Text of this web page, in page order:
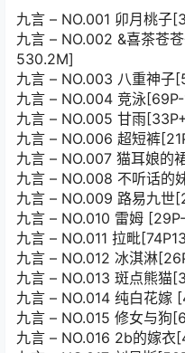
九言 – NO.001 卯月桃子
九言 – NO.002 &喜茶苍
530.2M]
九言 – NO.003 八重神子
九言 – NO.004 竞泳[69P-
九言 – NO.005 甘雨
九言 – NO.006 超短裤
九言 – NO.007 猫耳娘的
九言 – NO.008 不听话
九言 – NO.009 路易九世
九言 – NO.010 雷姆
九言 – NO.011 拉毗
九言 – NO.012 冰淇淋
九言 – NO.013 斑点熊猫
九言 – NO.014 纯白花嫁
九言 – NO.015 修女与狗
九言 – NO.016 2b的嫁衣